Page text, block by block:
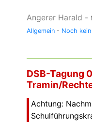
Angerer Harald -
Allgemein - Noch
DSB-Tagung
Tramin/
Achtung: